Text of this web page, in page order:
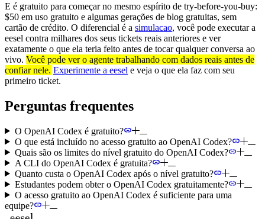
E é gratuito para começar no mesmo espírito de try-before-you-buy:
$50 em uso gratuito e algumas gerações de blog gratuitas, sem
cartão de crédito. O diferencial é a simulacao, você pode executar a
eesel contra milhares dos seus tickets reais anteriores e ver
exatamente o que ela teria feito antes de tocar qualquer conversa ao
vivo. Você pode ver o agente trabalhando com dados reais antes de
confiar nele. Experimente a eesel e veja o que ela faz com seu
primeiro ticket.
Perguntas frequentes
O OpenAI Codex é gratuito?
O que está incluído no acesso gratuito ao OpenAI Codex?
Quais são os limites do nível gratuito do OpenAI Codex?
A CLI do OpenAI Codex é gratuita?
Quanto custa o OpenAI Codex após o nível gratuito?
Estudantes podem obter o OpenAI Codex gratuitamente?
O acesso gratuito ao OpenAI Codex é suficiente para uma
equipe?